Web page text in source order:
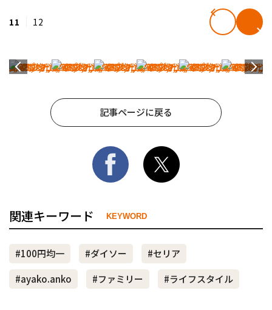
11 12
記事ページに戻る
関連キーワード KEYWORD
#100円均一 #ダイソー
#セリア
#ayako.anko
#ファミリー #ライフスタイル